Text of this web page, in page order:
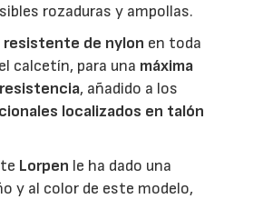
rozaduras y ampollas.
resistente de nylon en toda
calcetín, para una máxima
, añadido a los
localizados en talón
Lorpen le ha dado una
y al color de este modelo,